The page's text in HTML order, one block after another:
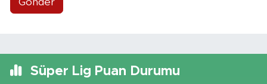
Gönder
Süper Lig Puan Durumu